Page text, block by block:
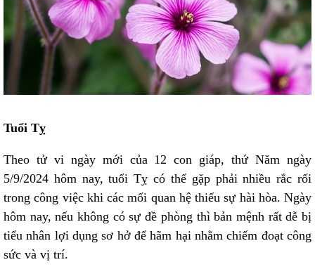
Tuổi Tỵ
Theo tử vi ngày mới của 12 con giáp, thứ Năm ngày
5/9/2024 hôm nay, tuổi Tỵ có thể gặp phải nhiều rắc rối
trong công việc khi các mối quan hệ thiếu sự hài hòa. Ngày
hôm nay, nếu không có sự đề phòng thì bản mệnh rất dễ bị
tiểu nhân lợi dụng sơ hở để hãm hại nhằm chiếm đoạt công
sức và vị trí.